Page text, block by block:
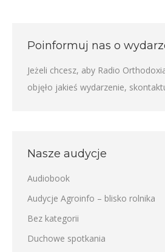
Poinformuj nas o
Jeżeli chcesz, aby Radio
objęło jakieś wydarzenie,
Nasze audycje
Audiobook
Audycje Agroinfo – blisko rolnika
Bez kategorii
Duchowe spotkania